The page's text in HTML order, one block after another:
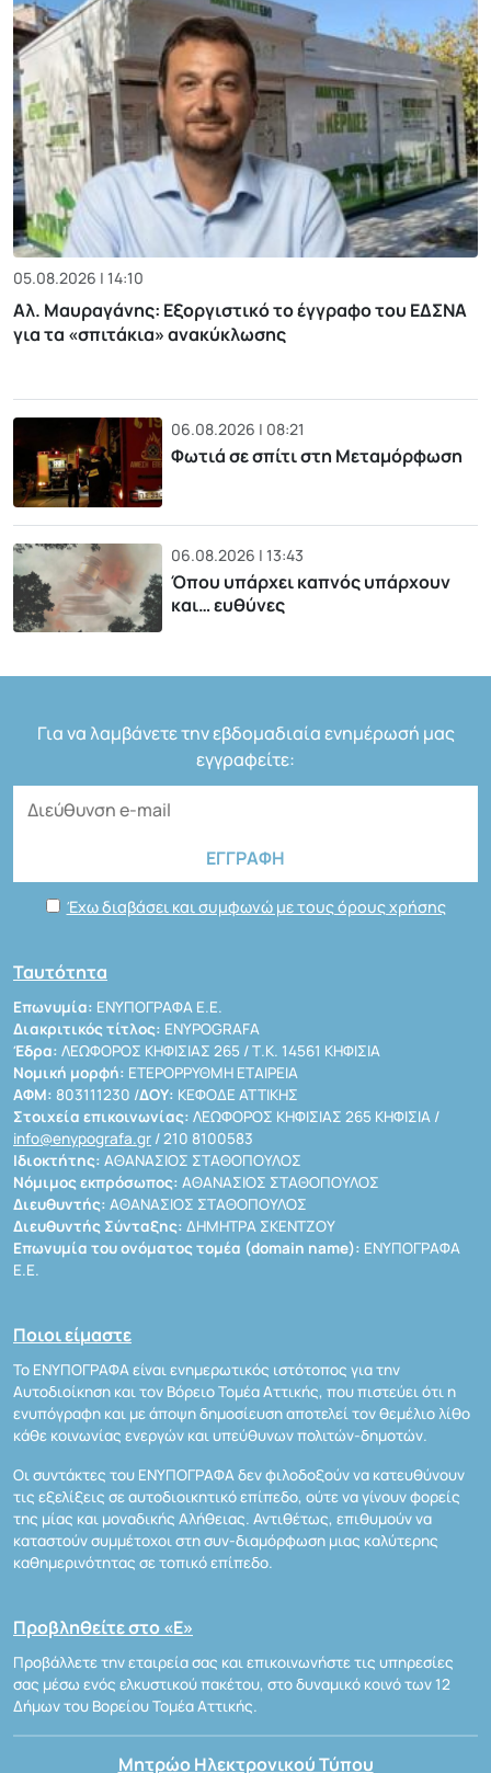
05.08.2026 | 14:10
Αλ. Μαυραγάνης: Εξοργιστικό το έγγραφο του ΕΔΣΝΑ
για τα «σπιτάκια» ανακύκλωσης
06.08.2026 | 08:21
Φωτιά σε σπίτι στη Μεταμόρφωση
06.08.2026 | 13:43
Όπου υπάρχει καπνός υπάρχουν
και… ευθύνες
Για να λαμβάνετε την εβδομαδιαία ενημέρωσή μας
εγγραφείτε:
Έχω διαβάσει και συμφωνώ με τους όρους χρήσης
Ταυτότητα
Επωνυμία: ΕΝΥΠΟΓΡΑΦΑ Ε.Ε.
Διακριτικός τίτλος: ENYPOGRAFA
Έδρα: ΛΕΩΦΟΡΟΣ ΚΗΦΙΣΙΑΣ 265 / Τ.Κ. 14561 ΚΗΦΙΣΙΑ
Νομική μορφή: ΕΤΕΡΟΡΡΥΘΜΗ ΕΤΑΙΡΕΙΑ
ΑΦΜ: 803111230 /ΔΟΥ: ΚΕΦΟΔΕ ΑΤΤΙΚΗΣ
Στοιχεία επικοινωνίας: ΛΕΩΦΟΡΟΣ ΚΗΦΙΣΙΑΣ 265 ΚΗΦΙΣΙΑ /
info@enypografa.gr / 210 8100583
Ιδιοκτήτης: ΑΘΑΝΑΣΙΟΣ ΣΤΑΘΟΠΟΥΛΟΣ
Νόμιμος εκπρόσωπος: ΑΘΑΝΑΣΙΟΣ ΣΤΑΘΟΠΟΥΛΟΣ
Διευθυντής: ΑΘΑΝΑΣΙΟΣ ΣΤΑΘΟΠΟΥΛΟΣ
Διευθυντής Σύνταξης: ΔΗΜΗΤΡΑ ΣΚΕΝΤΖΟΥ
Επωνυμία του ονόματος τομέα (domain name): ΕΝΥΠΟΓΡΑΦΑ
Ε.Ε.
Ποιοι είμαστε
Το ΕΝΥΠΟΓΡΑΦΑ είναι ενημερωτικός ιστότοπος για την
Αυτοδιοίκηση και τον Βόρειο Τομέα Αττικής, που πιστεύει ότι η
ενυπόγραφη και με άποψη δημοσίευση αποτελεί τον θεμέλιο λίθο
κάθε κοινωνίας ενεργών και υπεύθυνων πολιτών-δημοτών.
Οι συντάκτες του ΕΝΥΠΟΓΡΑΦΑ δεν φιλοδοξούν να κατευθύνουν
τις εξελίξεις σε αυτοδιοικητικό επίπεδο, ούτε να γίνουν φορείς
της μίας και μοναδικής Αλήθειας. Αντιθέτως, επιθυμούν να
καταστούν συμμέτοχοι στη συν-διαμόρφωση μιας καλύτερης
καθημερινότητας σε τοπικό επίπεδο.
Προβληθείτε στο «Ε»
Προβάλλετε την εταιρεία σας και επικοινωνήστε τις υπηρεσίες
σας μέσω ενός ελκυστικού πακέτου, στο δυναμικό κοινό των 12
Δήμων του Βορείου Τομέα Αττικής.
Μητρώο Ηλεκτρονικού Τύπου